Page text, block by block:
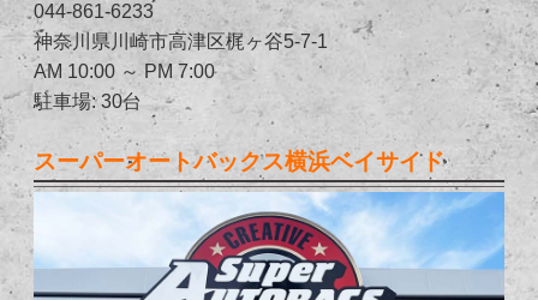
044-861-6233
神奈川県川崎市高津区梶ヶ谷5-7-1
AM 10:00 ～ PM 7:00
駐車場: 30台
スーパーオートバックス横浜ベイサイド